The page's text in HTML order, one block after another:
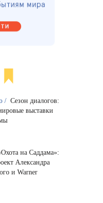
/ Сезон диалогов:
выставки
на Саддама»:
Александра
и Warner